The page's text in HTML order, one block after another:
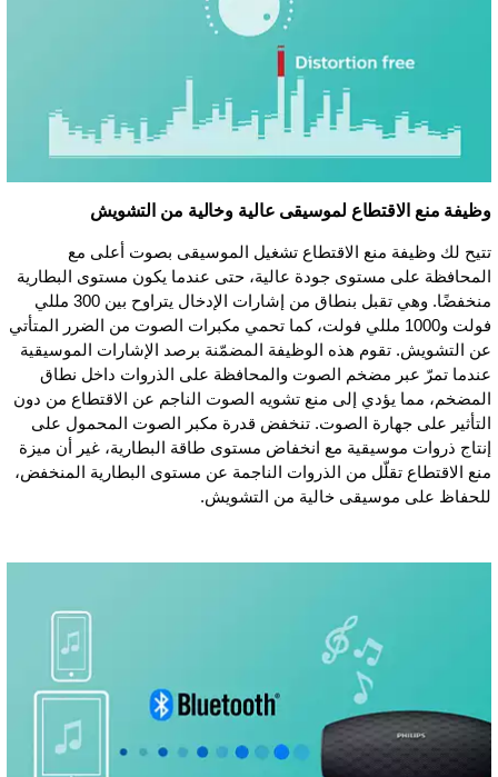
وظيفة منع الاقتطاع لموسيقى عالية وخالية من التشويش
تتيح لك وظيفة منع الاقتطاع تشغيل الموسيقى بصوت أعلى مع
المحافظة على مستوى جودة عالية، حتى عندما يكون مستوى البطارية
منخفضًا. وهي تقبل بنطاق من إشارات الإدخال يتراوح بين 300 مللي
فولت و1000 مللي فولت، كما تحمي مكبرات الصوت من الضرر المتأتي
عن التشويش. تقوم هذه الوظيفة المضمّنة برصد الإشارات الموسيقية
عندما تمرّ عبر مضخم الصوت والمحافظة على الذروات داخل نطاق
المضخم، مما يؤدي إلى منع تشويه الصوت الناجم عن الاقتطاع من دون
التأثير على جهارة الصوت. تنخفض قدرة مكبر الصوت المحمول على
إنتاج ذروات موسيقية مع انخفاض مستوى طاقة البطارية، غير أن ميزة
منع الاقتطاع تقلّل من الذروات الناجمة عن مستوى البطارية المنخفض،
للحفاظ على موسيقى خالية من التشويش.